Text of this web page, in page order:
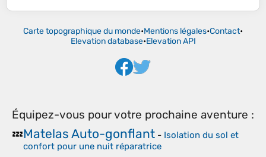
Carte topographique du monde•Mentions légales•Contact•
Elevation database•Elevation API
Équipez-vous pour votre prochaine aventure :
💤Matelas Auto-gonflant - Isolation du sol et
confort pour une nuit réparatrice